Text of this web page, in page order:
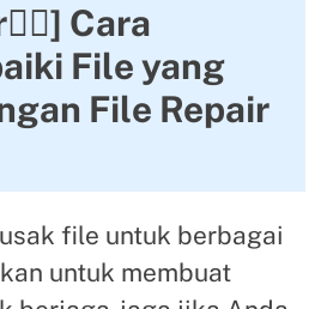
Cara
File yang
File Repair
file untuk berbagai
untuk membuat